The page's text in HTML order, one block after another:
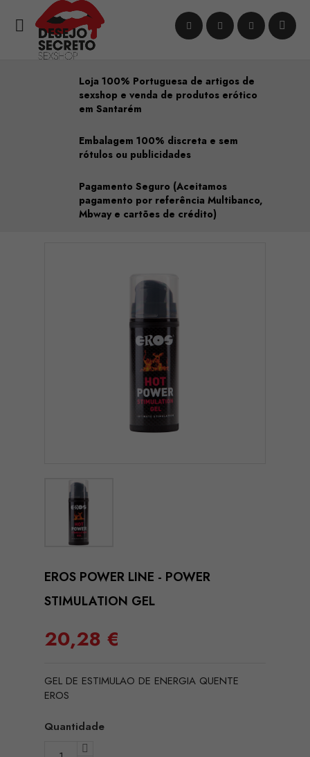

Loja 100% Portuguesa de artigos de
sexshop e venda de produtos erótico
em Santarém
Embalagem 100% discreta e sem
rótulos ou publicidades
Pagamento Seguro (Aceitamos
pagamento por referência Multibanco,
Mbway e cartões de crédito)
EROS POWER LINE - POWER
STIMULATION GEL
20,28 €
GEL DE ESTIMULAO DE ENERGIA QUENTE
EROS
Quantidade